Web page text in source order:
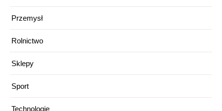
Przemysł
Rolnictwo
Sklepy
Sport
Technologie